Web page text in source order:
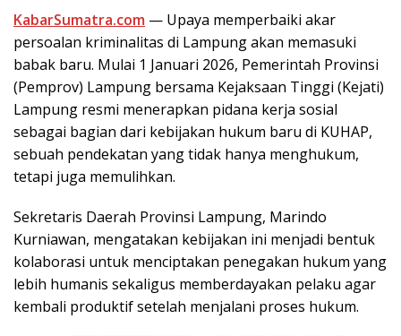
KabarSumatra.com — Upaya memperbaiki akar
persoalan kriminalitas di Lampung akan memasuki
babak baru. Mulai 1 Januari 2026, Pemerintah Provinsi
(Pemprov) Lampung bersama Kejaksaan Tinggi (Kejati)
Lampung resmi menerapkan pidana kerja sosial
sebagai bagian dari kebijakan hukum baru di KUHAP,
sebuah pendekatan yang tidak hanya menghukum,
tetapi juga memulihkan.
Sekretaris Daerah Provinsi Lampung, Marindo
Kurniawan, mengatakan kebijakan ini menjadi bentuk
kolaborasi untuk menciptakan penegakan hukum yang
lebih humanis sekaligus memberdayakan pelaku agar
kembali produktif setelah menjalani proses hukum.